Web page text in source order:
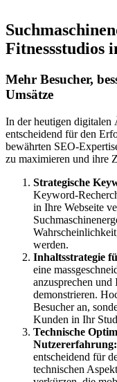
Fitnessstudios
Mehr Besucher,
Umsätze
In der heutigen digitalen
entscheidend für den
bewährten SEO-
zu maximieren und ihre
Strategische
Keyword-
in Ihre Webseite
werden.
Inhaltsstrategie
eine
anzusprechen und
demonstrieren.
Besucher an,
Kunden in Ihr
Technische
Nutzererfahrung:
entscheidend für
technischen